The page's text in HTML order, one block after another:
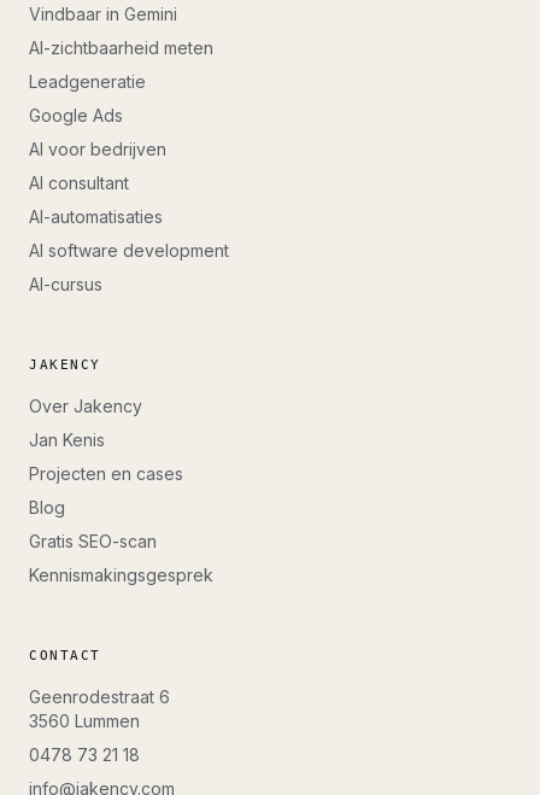
Vindbaar in Gemini
AI-zichtbaarheid meten
Leadgeneratie
Google Ads
AI voor bedrijven
AI consultant
AI-automatisaties
AI software development
AI-cursus
JAKENCY
Over Jakency
Jan Kenis
Projecten en cases
Blog
Gratis SEO-scan
Kennismakingsgesprek
CONTACT
Geenrodestraat 6
3560 Lummen
0478 73 21 18
info@jakency.com